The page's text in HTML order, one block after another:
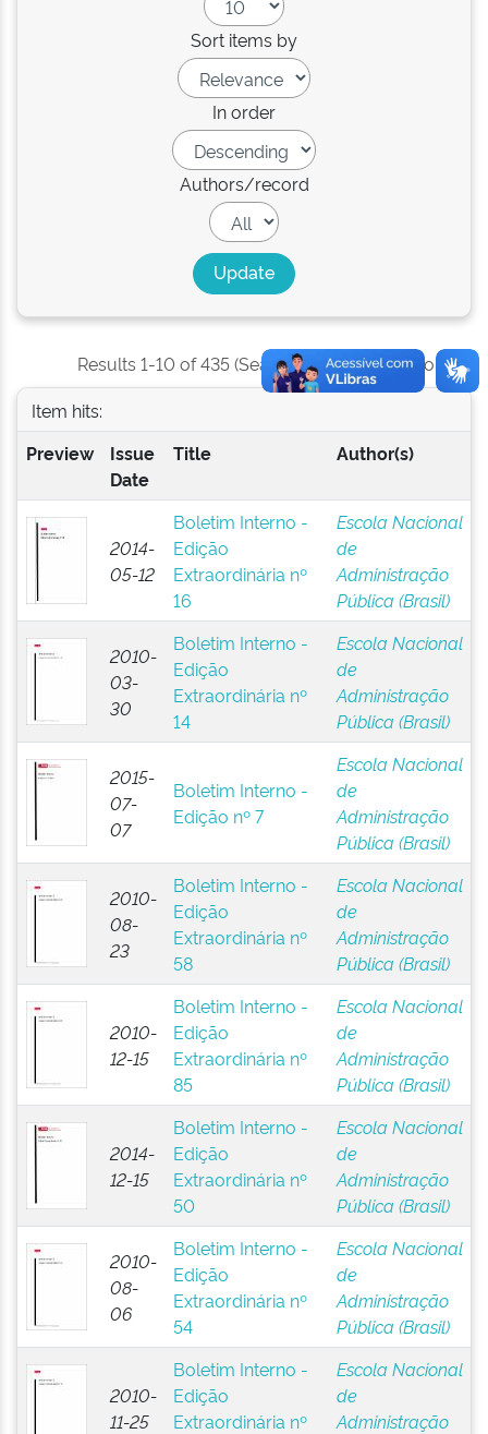
Sort items by
In order
Authors/record
Results 1-10 of 435 (Search time: 0.002 seconds).
Item hits:
Preview
Issue
Date
Title Author(s)
2014-
05-12
Boletim Interno -
Edição
Extraordinária nº
16
Escola Nacional
de
Administração
Pública (Brasil)
2010-
03-
30
Boletim Interno -
Edição
Extraordinária nº
14
Escola Nacional
de
Administração
Pública (Brasil)
2015-
07-
07
Boletim Interno -
Edição nº 7
Escola Nacional
de
Administração
Pública (Brasil)
2010-
08-
23
Boletim Interno -
Edição
Extraordinária nº
58
Escola Nacional
de
Administração
Pública (Brasil)
2010-
12-15
Boletim Interno -
Edição
Extraordinária nº
85
Escola Nacional
de
Administração
Pública (Brasil)
2014-
12-15
Boletim Interno -
Edição
Extraordinária nº
50
Escola Nacional
de
Administração
Pública (Brasil)
2010-
08-
06
Boletim Interno -
Edição
Extraordinária nº
54
Escola Nacional
de
Administração
Pública (Brasil)
2010-
11-25
Boletim Interno -
Edição
Extraordinária nº
Escola Nacional
de
Administração